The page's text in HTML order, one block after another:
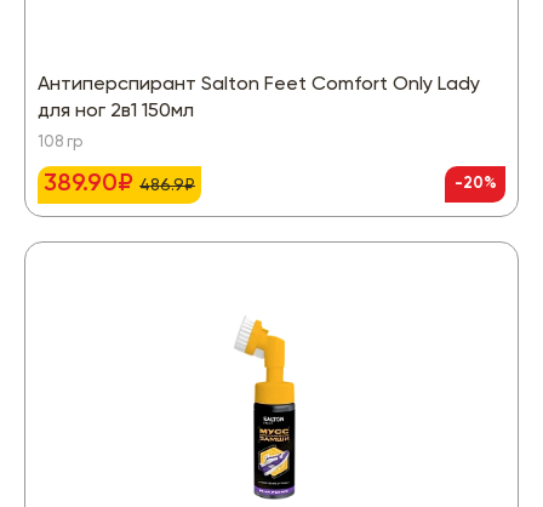
Антиперспирант Salton Feet Comfort Only Lady
для ног 2в1 150мл
108 гр
389.90₽ 486.9₽ -20%